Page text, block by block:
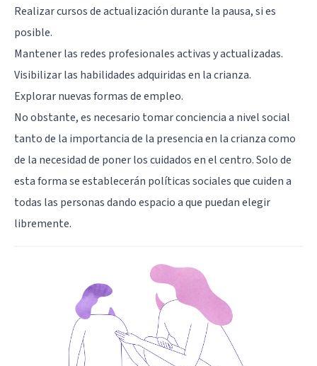
Realizar cursos de actualización durante la pausa, si es
posible.
Mantener las redes profesionales activas y actualizadas.
Visibilizar las habilidades adquiridas en la crianza.
Explorar nuevas formas de empleo.
No obstante, es necesario tomar conciencia a nivel social
tanto de la importancia de la presencia en la crianza como
de la necesidad de poner los cuidados en el centro. Solo de
esta forma se establecerán políticas sociales que cuiden a
todas las personas dando espacio a que puedan elegir
libremente.